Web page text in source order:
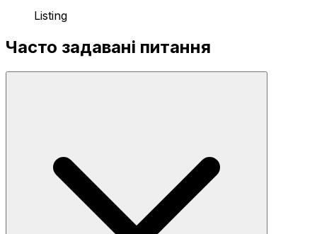
Listing
Часто задавані питання